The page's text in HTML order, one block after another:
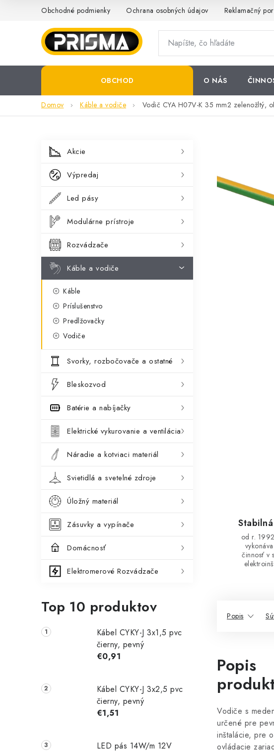
Obchodné podmienky Ochrana osobných údajov Reklamačný
OBCHOD O NÁS
Domov Káble a vodiče Vodič CYA H07V-K 35 mm2 zelenožltý,
B
o
č
n
p
a
n
Preskočiť
kategórie
K
a
g
ó
i
e
Akcie
Výpredaj
Led pásy
Modulárne prístroje
Rozvádzače
Káble a vodiče
Káble
Príslušenstvo
Predlžovačky
Vodiče
Svorky, rozbočovače a ostatné
Bleskozvod
Batérie a nabíjačky
Elektrické vykurovanie a ventilácia
Náradie a kotviaci materiál
Svietidlá a svetelné zdroje
Úložný materiál
Zásuvky a vypínače
Domácnosť
Elektromerové Rozvádzače
Top 10 produktov
Kábel CYKY-J 3x1,5 pvc
čierny, pevný
€0,91
Kábel CYKY-J 3x2,5 pvc
čierny, pevný
€1,51
LED pás 14W/m 12V
od r.
činnosť v
Popis
Popis
Vodiče s
určené pre
inštalácie, pre
ovládacie